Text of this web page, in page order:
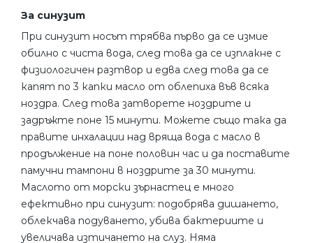
За синузит
При синузит носът трябва първо да се измие
обилно с чиста вода, след това да се изплакне с
физиологичен разтвор и едва след това да се
капят по 3 капки масло от облепиха във всяка
ноздра. След това затворете ноздрите и
задръжте поне 15 минути. Можете също така да
правите инхалации над вряща вода с масло в
продължение на поне половин час и да поставите
памучни тампони в ноздрите за 30 минути.
Маслото от морски зърнастец е много
ефективно при синузит: подобрява дишането,
облекчава подуването, убива бактериите и
увеличава изтичането на слуз. Няма